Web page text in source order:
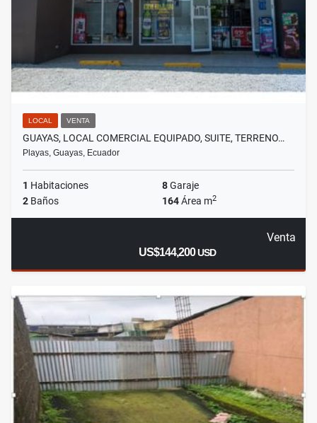
LOCAL VENTA
GUAYAS, LOCAL COMERCIAL EQUIPADO, SUITE, TERRENO…
Playas, Guayas, Ecuador
1 Habitaciones 8Garaje
2 Baños 164Área m2
Venta
US$144,200USD